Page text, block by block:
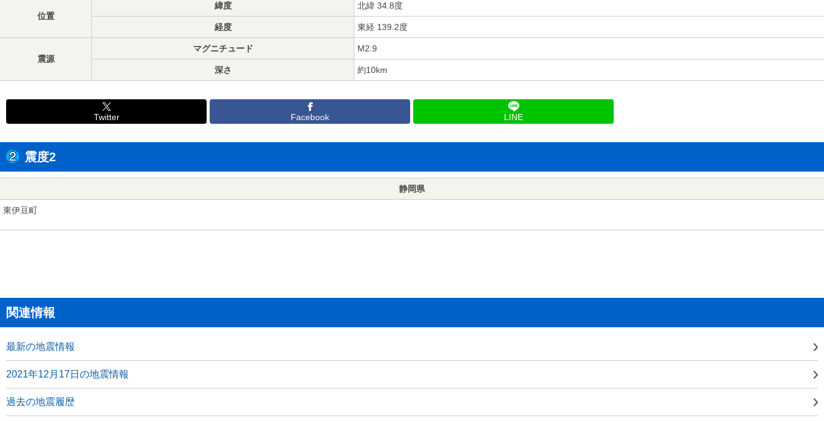
位置
緯度 北緯 34.8度
経度 東経 139.2度
震源
マグニチュード M2.9
深さ 約10km
Twitter Facebook LINE
震度2
静岡県
東伊豆町
関連情報
最新の地震情報
2021年12月17日の地震情報
過去の地震履歴